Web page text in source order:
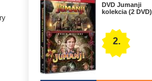
DVD Jumanji
kolekcia (2 DVD)
2.